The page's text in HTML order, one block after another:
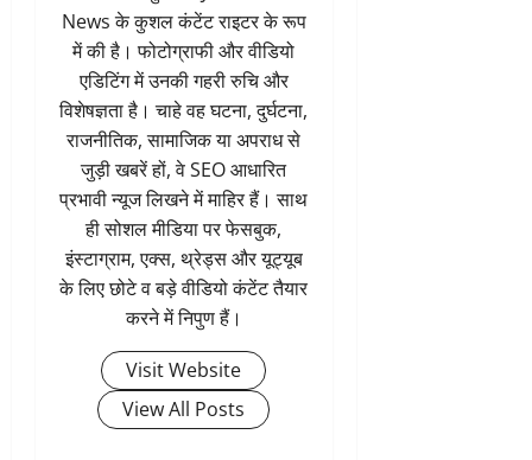
News के कुशल कंटेंट राइटर के रूप
में की है। फोटोग्राफी और वीडियो
एडिटिंग में उनकी गहरी रुचि और
विशेषज्ञता है। चाहे वह घटना, दुर्घटना,
राजनीतिक, सामाजिक या अपराध से
जुड़ी खबरें हों, वे SEO आधारित
प्रभावी न्यूज लिखने में माहिर हैं। साथ
ही सोशल मीडिया पर फेसबुक,
इंस्टाग्राम, एक्स, थ्रेड्स और यूट्यूब
के लिए छोटे व बड़े वीडियो कंटेंट तैयार
करने में निपुण हैं।
Visit Website
View All Posts